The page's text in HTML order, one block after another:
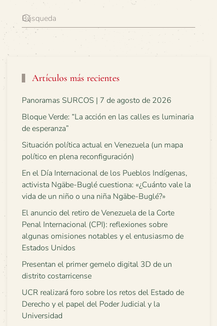
Artículos más recientes
Panoramas SURCOS | 7 de agosto de 2026
Bloque Verde: “La acción en las calles es luminaria
de esperanza”
Situación política actual en Venezuela (un mapa
político en plena reconfiguración)
En el Día Internacional de los Pueblos Indígenas,
activista Ngäbe-Buglé cuestiona: «¿Cuánto vale la
vida de un niño o una niña Ngäbe-Buglé?»
El anuncio del retiro de Venezuela de la Corte
Penal Internacional (CPI): reflexiones sobre
algunas omisiones notables y el entusiasmo de
Estados Unidos
Presentan el primer gemelo digital 3D de un
distrito costarricense
UCR realizará foro sobre los retos del Estado de
Derecho y el papel del Poder Judicial y la
Universidad